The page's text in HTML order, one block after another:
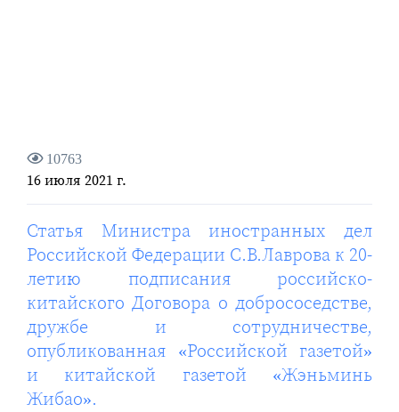
10763
16 июля 2021 г.
Статья Министра иностранных дел
Российской Федерации С.В.Лаврова к 20-
летию подписания российско-
китайского Договора о добрососедстве,
дружбе и сотрудничестве,
опубликованная «Российской газетой»
и китайской газетой «Жэньминь
Жибао».